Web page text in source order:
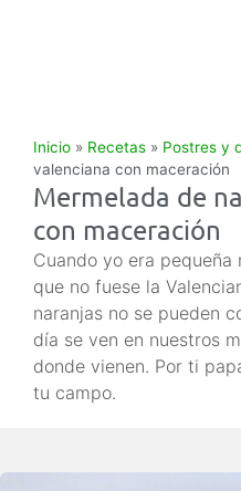
Inicio » Recetas » Postres y
valenciana con maceración
Mermelada de
con maceración
Cuando yo era pequeña
que no fuese la
naranjas no se pueden
día se ven en nuestros
donde vienen. Por ti
tu campo.